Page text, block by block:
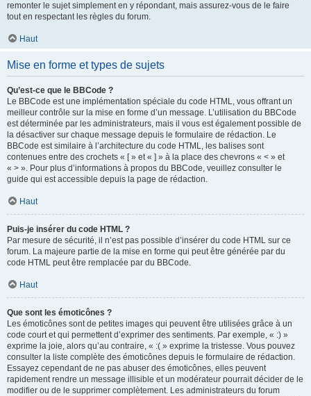
remonter le sujet simplement en y répondant, mais assurez-vous de le faire
tout en respectant les règles du forum.
Haut
Mise en forme et types de sujets
Qu’est-ce que le BBCode ?
Le BBCode est une implémentation spéciale du code HTML, vous offrant un
meilleur contrôle sur la mise en forme d’un message. L’utilisation du BBCode
est déterminée par les administrateurs, mais il vous est également possible de
la désactiver sur chaque message depuis le formulaire de rédaction. Le
BBCode est similaire à l’architecture du code HTML, les balises sont
contenues entre des crochets « [ » et « ] » à la place des chevrons « < » et
« > ». Pour plus d’informations à propos du BBCode, veuillez consulter le
guide qui est accessible depuis la page de rédaction.
Haut
Puis-je insérer du code HTML ?
Par mesure de sécurité, il n’est pas possible d’insérer du code HTML sur ce
forum. La majeure partie de la mise en forme qui peut être générée par du
code HTML peut être remplacée par du BBCode.
Haut
Que sont les émoticônes ?
Les émoticônes sont de petites images qui peuvent être utilisées grâce à un
code court et qui permettent d’exprimer des sentiments. Par exemple, « :) »
exprime la joie, alors qu’au contraire, « :( » exprime la tristesse. Vous pouvez
consulter la liste complète des émoticônes depuis le formulaire de rédaction.
Essayez cependant de ne pas abuser des émoticônes, elles peuvent
rapidement rendre un message illisible et un modérateur pourrait décider de le
modifier ou de le supprimer complètement. Les administrateurs du forum